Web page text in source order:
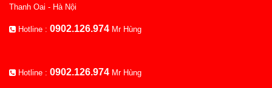
Thanh Oai - Hà Nội
Hotline : 0902.126.974 Mr Hùng
Hotline : 0902.126.974 Mr Hùng